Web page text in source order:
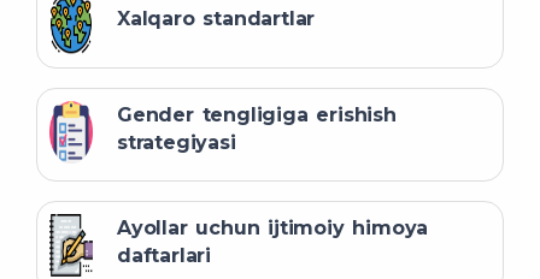
Xalqaro standartlar
Gender tengligiga erishish
strategiyasi
Ayollar uchun ijtimoiy himoya
daftarlari